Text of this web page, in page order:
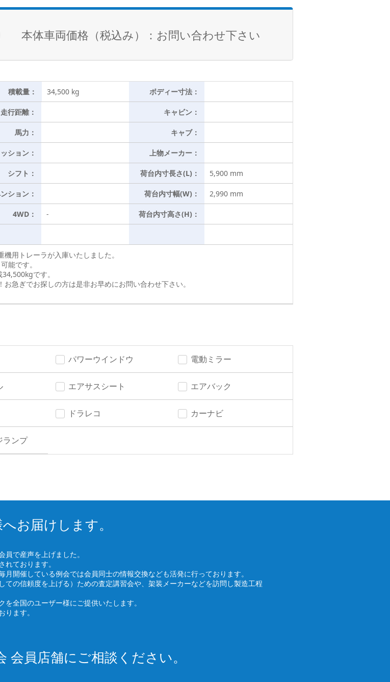
本体車両価格（税込み）： お問い合わせ下さい
積載量： 34,500 kg ボディー寸法：
走行距離： キャビン：
馬力： キャブ：
ション： 上物メーカー：
シフト： 荷台内寸長さ(L)： 5,900 mm
ション： 荷台内寸幅(W)： 2,990 mm
4WD： - 荷台内寸高さ(H)：
用トレーラが入庫いたしました。
能です。
です。
急ぎでお探しの方は是非お早めにお問い合わせ下さい。
パワーウインドウ 電動ミラー
エアサスシート エアバック
ドラレコ カーナビ
ランプ
お届けします。
で産声を上げました。
ております。
開催している例会では会員同士の情報交換なども活発に行っております。
ての信頼度を上げる）ための査定講習会や、架装メーカーなどを訪問し製造工程
全国のユーザー様にご提供いたします。
ます。
員店舗にご相談ください。